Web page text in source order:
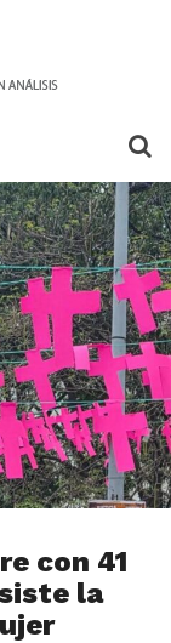
con 41
la